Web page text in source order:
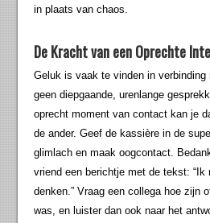
in plaats van chaos.
De Kracht van een Oprechte
Geluk is vaak te vinden in verbinding
geen diepgaande, urenlange
oprecht moment van contact kan je
de ander. Geef de kassière in de
glimlach en maak oogcontact.
vriend een berichtje met de tekst: “Ik
denken.” Vraag een collega hoe zijn
was, en luister dan ook naar het